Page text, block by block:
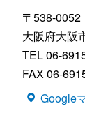
〒538-0052
大阪府大阪
TEL 06-
FAX 06-
Google